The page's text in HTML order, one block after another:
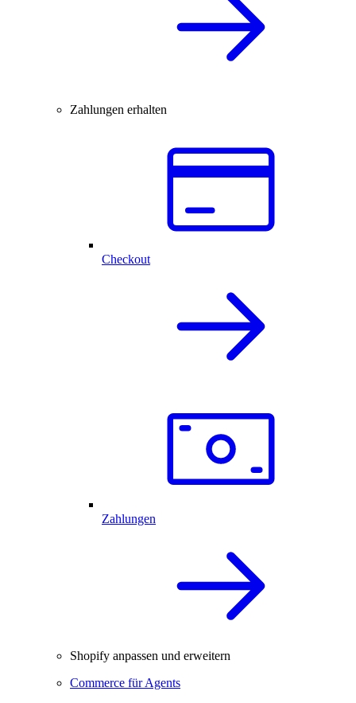
Zahlungen erhalten
Checkout
Zahlungen
Shopify anpassen und erweitern
Commerce für Agents